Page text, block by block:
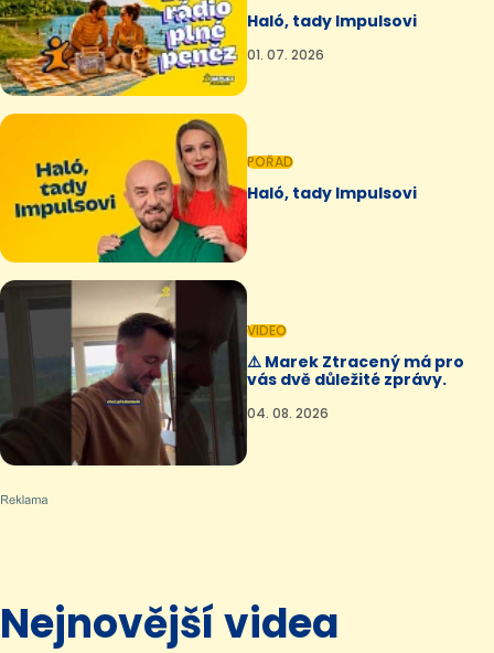
Haló, tady Impulsovi
01. 07. 2026
POŘAD
Haló, tady Impulsovi
VIDEO
⚠️ Marek Ztracený má pro
vás dvě důležité zprávy.
04. 08. 2026
Nejnovější videa